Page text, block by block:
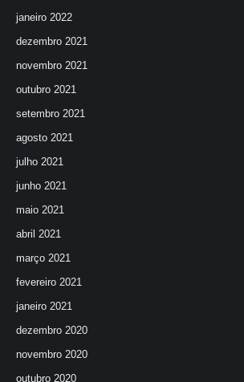
janeiro 2022
dezembro 2021
novembro 2021
outubro 2021
setembro 2021
agosto 2021
julho 2021
junho 2021
maio 2021
abril 2021
março 2021
fevereiro 2021
janeiro 2021
dezembro 2020
novembro 2020
outubro 2020